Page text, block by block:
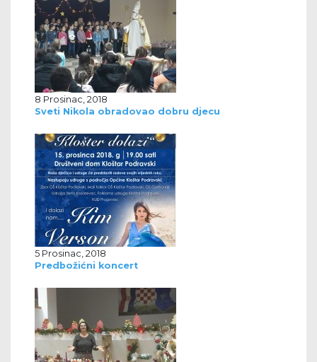
8 Prosinac, 2018
Sveti Nikola obradovao dobru djecu
5 Prosinac, 2018
Predbožićni koncert